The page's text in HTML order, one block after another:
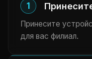
1
Принесите
для вас филиал.